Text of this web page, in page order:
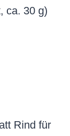
ca. 30 g)
Rind für